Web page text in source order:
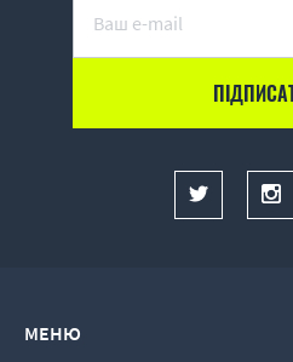
МЕНЮ